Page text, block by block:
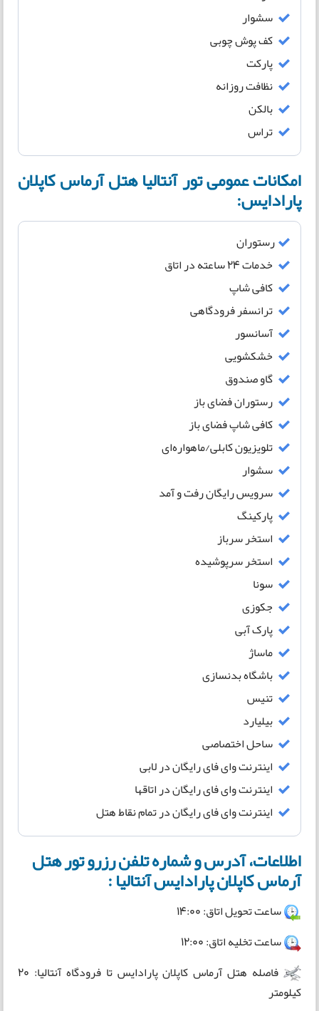
سشوار
کف پوش چوبی
پارکت
نظافت روزانه
بالکن
تراس
امکانات عمومی تور آنتالیا هتل آرماس کاپلان
پارادایس:
رستوران
خدمات 24 ساعته در اتاق
کافی شاپ
ترانسفر فرودگاهی
آسانسور
خشکشویی
گاو صندوق
رستوران فضای باز
کافی شاپ فضای باز
تلویزیون کابلی/ماهواره‌ای
سشوار
سرویس رایگان رفت و آمد
پارکینگ
استخر سرباز
استخر سرپوشیده
سونا
جکوزی
پارک آبی
ماساژ
باشگاه بدنسازی
تنیس
بیلیارد
ساحل اختصاصی
اینترنت وای فای رایگان در لابی
اینترنت وای فای رایگان در اتاقها
اینترنت وای فای رایگان در تمام نقاط هتل
اطلاعات، آدرس و شماره تلفن رزرو تور هتل
آرماس کاپلان پارادایس آنتالیا :
ساعت تحویل اتاق: 14:00
ساعت تخلیه اتاق: 12:00
فاصله هتل آرماس کاپلان پارادایس تا فرودگاه آنتالیا: 20
کیلومتر